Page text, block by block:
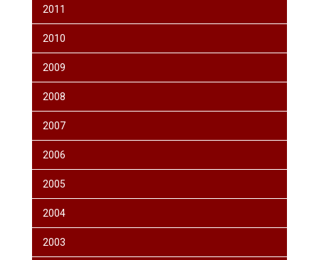
2011
2010
2009
2008
2007
2006
2005
2004
2003